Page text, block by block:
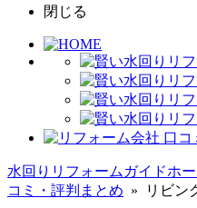
閉じる
水回りリフォームガイドホ
コミ・評判まとめ » リビン